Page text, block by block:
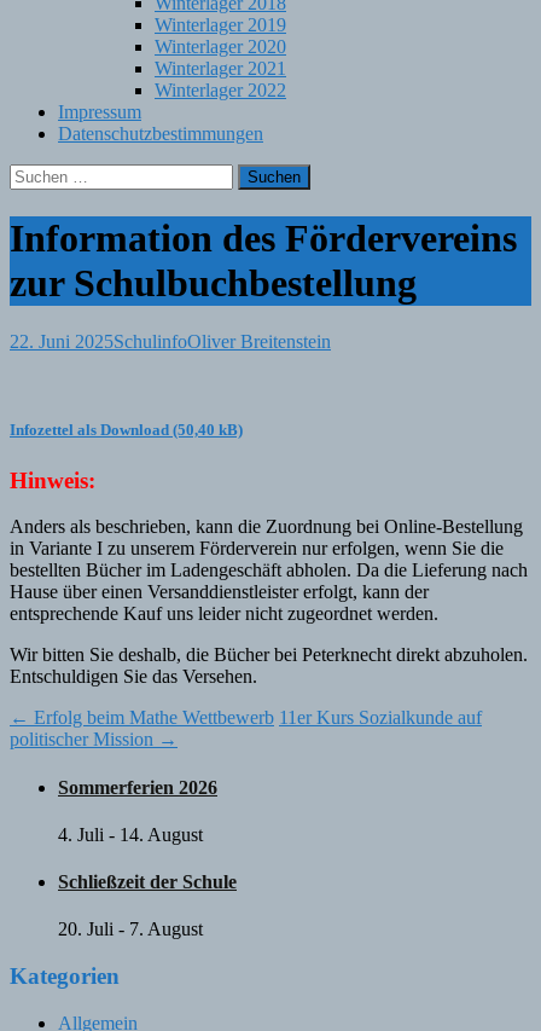
Winterlager 2019
Winterlager 2020
Winterlager 2021
Winterlager 2022
Impressum
Datenschutzbestimmungen
Suchen
nach:
Information des Fördervereins
zur Schulbuchbestellung
22. Juni 2025SchulinfoOliver Breitenstein
Infozettel als Download
Hinweis:
Anders als beschrieben, kann die Zuordnung bei Online-Bestellung
in Variante I zu unserem Förderverein nur erfolgen, wenn Sie die
bestellten Bücher im Ladengeschäft abholen. Da die Lieferung nach
Hause über einen Versanddienstleister erfolgt, kann der
entsprechende Kauf uns leider nicht zugeordnet werden.
Wir bitten Sie deshalb, die Bücher bei Peterknecht direkt abzuholen.
Entschuldigen Sie das Versehen.
Post
navigation
← Erfolg beim Mathe Wettbewerb 11er Kurs Sozialkunde auf
politischer Mission →
Sommerferien 2026
4. Juli - 14. August
Schließzeit der Schule
20. Juli - 7. August
Kategorien
Allgemein